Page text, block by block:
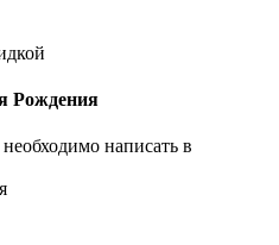
Рождения
написать в